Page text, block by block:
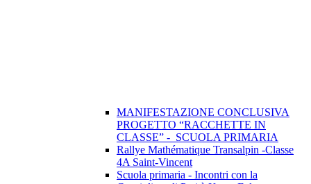
MANIFESTAZIONE CONCLUSIVA
PROGETTO “RACCHETTE IN
CLASSE” - SCUOLA PRIMARIA
Rallye Mathématique Transalpin -Classe
4A Saint-Vincent
Scuola primaria - Incontri con la